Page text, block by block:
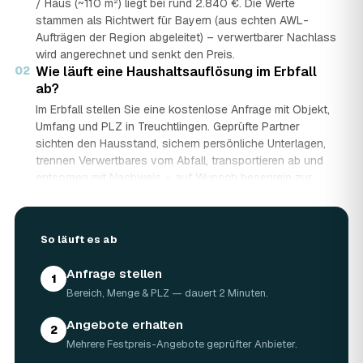
/ Haus (~110 m²) liegt bei rund 2.840 €. Die Werte
stammen als Richtwert für Bayern (aus echten AWL-
Aufträgen der Region abgeleitet) – verwertbarer Nachlass
wird angerechnet und senkt den Preis.
02 Wie läuft eine Haushaltsauflösung im Erbfall
ab?
Im Erbfall stellen Sie eine kostenlose Anfrage mit Objekt,
Umfang und PLZ in Treuchtlingen. Geprüfte Partner
sichten den Hausstand, sichern persönliche Unterlagen,
trennen Verwertbares vom Abfall, transportieren ab und
entsorgen mit Nachweis – auf Wunsch besenrein zur
entscheiden in Ruhe, gerade wenn mehrere Erben beteiligt
Werden Wertgegenstände und Antiquitäten
angerechnet?
Ja. Antiquitäten, Möbel, Schmuck und ganze Sammlungen
aus dem Nachlass werden fachkundig begutachtet und
auf den Preis angerechnet. Bei wertvollem Hausstand
kann die Haushaltsauflösung in Treuchtlingen dadurch
nahezu kostenneutral werden – in Einzelfällen bis hin zu
So läuft es ab
1 Anfrage stellen
Bereich, Menge & PLZ — dauert 2 Minuten.
2 Angebote erhalten
Mehrere Festpreis-Angebote geprüfter Anbieter.